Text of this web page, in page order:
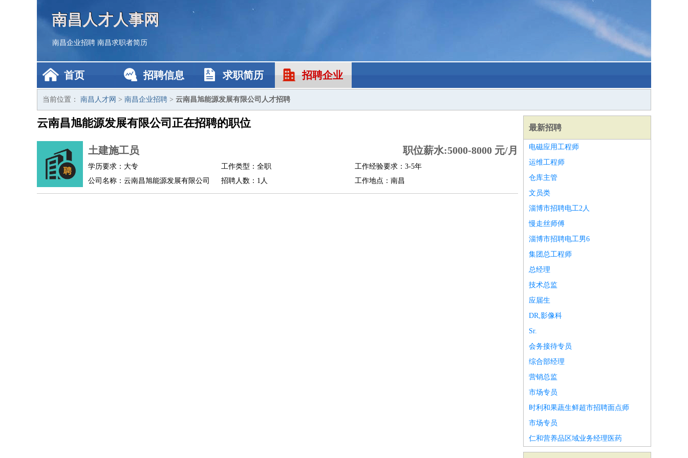
南昌人才人事网
南昌企业招聘 南昌求职者简历
首页 招聘信息 求职简历 招聘企业
当前位置： 南昌人才网 > 南昌企业招聘 > 云南昌旭能源发展有限公司人才招聘
云南昌旭能源发展有限公司正在招聘的职位
土建施工员 职位薪水:5000-8000 元/月
学历要求：大专 工作类型：全职
工作经验要求：3-5年
公司名称：云南昌旭能源发展有限公司
招聘人数：1人 工作地点：南昌
最新招聘
电磁应用工程师
运维工程师
仓库主管
文员类
淄博市招聘电工2人
慢走丝师傅
淄博市招聘电工男6
集团总工程师
总经理
技术总监
应届生
DR,影像科
Sr.
会务接待专员
综合部经理
营销总监
市场专员
时利和果蔬生鲜超市招聘面点师
市场专员
仁和营养品区域业务经理医药